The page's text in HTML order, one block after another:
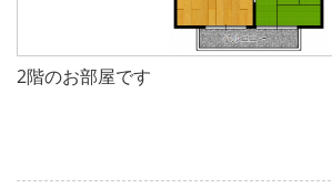
2階のお部屋です